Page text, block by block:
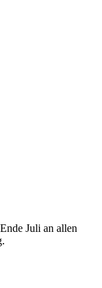
Juli an allen